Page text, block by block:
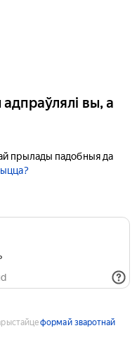
вы, а
прылады падобныя да
формай зваротнай